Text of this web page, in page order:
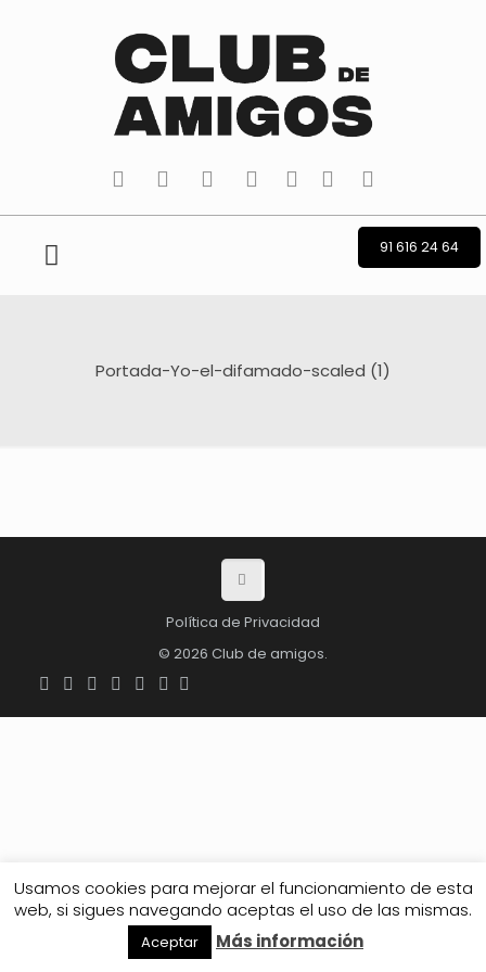
tiktokfacebook
instagram
TwitterYoutube
Telegramwhatsapp
91 616 24 64
Portada-Yo-el-difamado-scaled (1)
Política de Privacidad
© 2026 Club de amigos.
Usamos cookies para mejorar el funcionamiento de esta
web, si sigues navegando aceptas el uso de las mismas.
Aceptar Más información